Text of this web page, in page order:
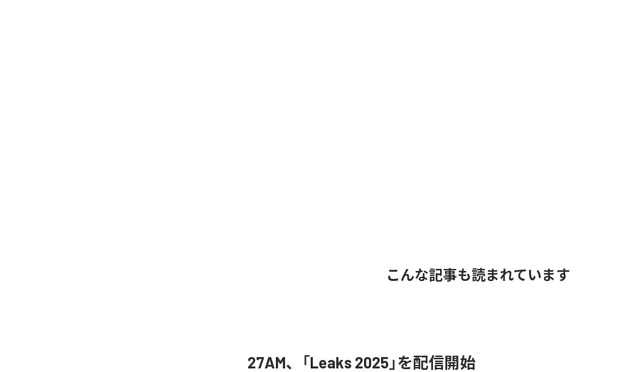
こんな記事も読まれています
27AM、「Leaks 2025」を配信開始